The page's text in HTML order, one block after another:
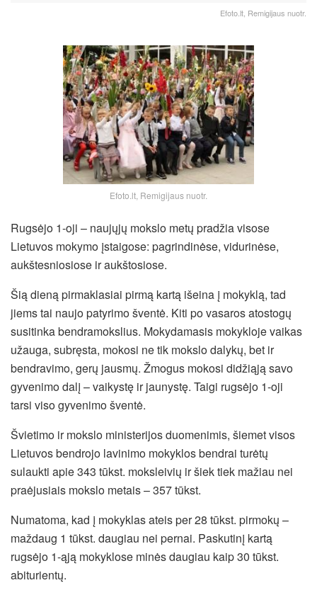
Efoto.lt, Remigijaus nuotr.
Efoto.lt, Remigijaus nuotr.
Rugsėjo 1-oji – naujųjų mokslo metų pradžia visose
Lietuvos mokymo įstaigose: pagrindinėse, vidurinėse,
aukštesniosiose ir aukštosiose.
Šią dieną pirmaklasiai pirmą kartą išeina į mokyklą, tad
jiems tai naujo patyrimo šventė. Kiti po vasaros atostogų
susitinka bendramokslius. Mokydamasis mokykloje vaikas
užauga, subręsta, mokosi ne tik mokslo dalykų, bet ir
bendravimo, gerų jausmų. Žmogus mokosi didžiąją savo
gyvenimo dalį – vaikystę ir jaunystę. Taigi rugsėjo 1-oji
tarsi viso gyvenimo šventė.
Švietimo ir mokslo ministerijos duomenimis, šiemet visos
Lietuvos bendrojo lavinimo mokyklos bendrai turėtų
sulaukti apie 343 tūkst. moksleivių ir šiek tiek mažiau nei
praėjusiais mokslo metais – 357 tūkst.
Numatoma, kad į mokyklas ateis per 28 tūkst. pirmokų –
maždaug 1 tūkst. daugiau nei pernai. Paskutinį kartą
rugsėjo 1-ąją mokyklose minės daugiau kaip 30 tūkst.
abiturientų.